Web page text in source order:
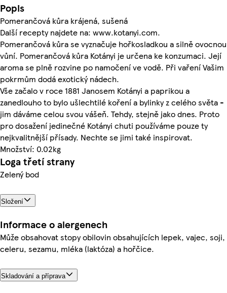
Popis
Pomerančová kůra krájená, sušená
Další recepty najdete na: www.kotanyi.com.
Pomerančová kůra se vyznačuje hořkosladkou a silně ovocnou
vůní. Pomerančová kůra Kotányi je určena ke konzumaci. Její
aroma se plně rozvine po namočení ve vodě. Při vaření Vašim
pokrmům dodá exotický nádech.
Vše začalo v roce 1881 Janosem Kotányi a paprikou a
zanedlouho to bylo ušlechtilé koření a bylinky z celého světa -
jim dáváme celou svou vášeň. Tehdy, stejně jako dnes. Proto
pro dosažení jedinečné Kotányi chuti používáme pouze ty
nejkvalitnější přísady. Nechte se jimi také inspirovat.
Množství: 0.02kg
Loga třetí strany
Zelený bod
Složení
Informace o alergenech
Může obsahovat stopy obilovin obsahujících lepek, vajec, soji,
celeru, sezamu, mléka (laktóza) a hořčice.
Skladování a příprava